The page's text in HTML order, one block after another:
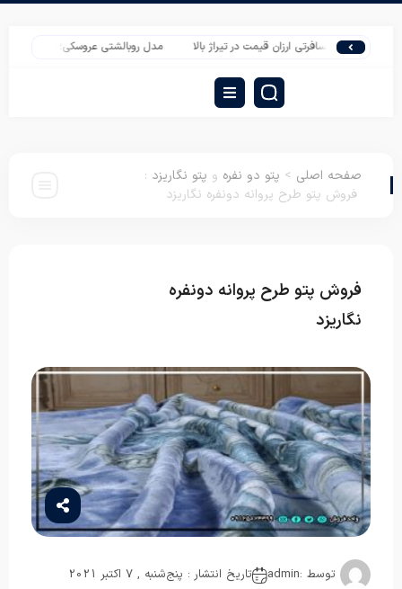
پتو مسافرتی ارزان قیمت در تیراژ بالا مدل روبالشتی عروسکی؛ پرفروش بازار
صفحه اصلی > پتو دو نفره و پتو نگاریزد :
فروش پتو طرح پروانه دونفره نگاریزد
فروش پتو طرح پروانه دونفره
نگاریزد
توسط :admin
تاریخ انتشار : پنج‌شنبه , 7 اکتبر 2021